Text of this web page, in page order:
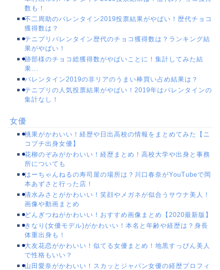
数も！
不二周助のバレンタイン2019投票結果がやばい！歴代チョコ
獲得数は？
テニプリバレンタイン歴代のチョコ獲得数は？ランキング結
果がやばい！
跡部様のチョコ総獲得数がやばいことに！集計してみた結
果...
バレンタイン2019の非リアのうまい棒買い占め結果は？
テニプリの人気投票結果がやばい！2019年はバレンタインの
集計なし！
女優
桃果がかわいい！経歴や日出高校の情報をまとめてみた【ニ
コプチ出身女優】
花柳のぞみがかわいい！経歴まとめ！高校大学や出身と事務
所についても
はーちゃんねるの寿司屋の場所は？川口春奈がYouTubeで岡
本あずさと行った店！
清水みさとがかわいい！笑顔やメガネが似合うサウナ美人！
画像や動画まとめ
どんぎつねがかわいい！おすすめ画像まとめ【2020最新版】
きなり(女優モデル)がかわいい！本名と年齢や経歴は？身長
体重出身も！
大友花恋がかわいい！似てる女優まとめ！地黒すっぴん美人
で性格もいい？
山田愛奈がかわいい！スカッとジャパン女優の経歴プロフィ